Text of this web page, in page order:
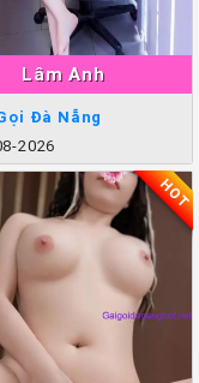
Lâm Anh
Đà Nẵng
2026
HOT